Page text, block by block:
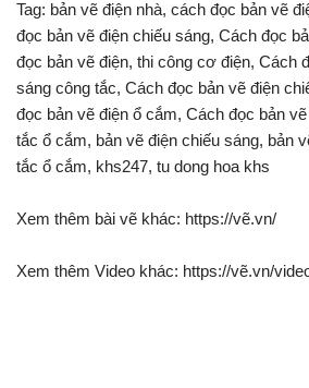
Tag: bản vẽ điện nhà, cách đọc bản vẽ
đọc bản vẽ điện chiếu sáng, Cách đọc
đọc bản vẽ điện, thi công cơ điện, Cách
sáng công tắc, Cách đọc bản vẽ điện
đọc bản vẽ điện ổ cắm, Cách đọc bản
tắc ổ cắm, bản vẽ điện chiếu sáng, bản
tắc ổ cắm, khs247, tu dong hoa khs
Xem thêm bài vẽ khác: https://vẽ.vn/
Xem thêm Video khác: https://vẽ.vn/